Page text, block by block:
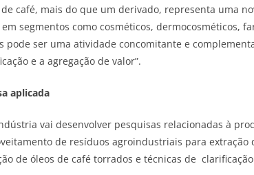
de café, mais do que um derivado, representa uma
segmentos como cosméticos, dermocosméticos,
pode ser uma atividade concomitante e
e a agregação de valor”.
aplicada
vai desenvolver pesquisas relacionadas à
de resíduos agroindustriais para extração
de óleos de café torrados e técnicas de